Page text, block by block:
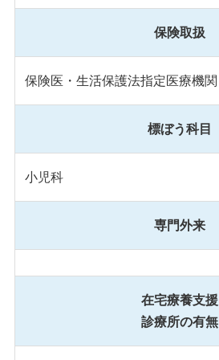
保険取扱
保険医・生活保護法指定医療機関
標ぼう科目
小児科
専門外来
在宅療養支援
診療所の有無